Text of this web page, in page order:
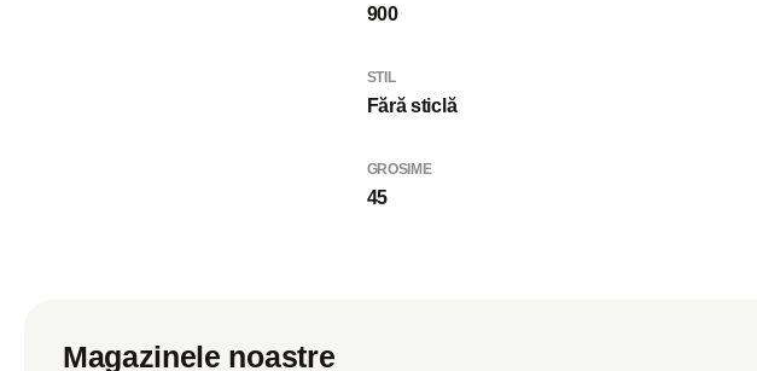
900
STIL
Fără sticlă
GROSIME
45
Magazinele noastre